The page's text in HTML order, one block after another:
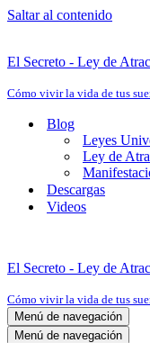
Saltar al contenido
El Secreto - Ley de
Cómo vivir la vida de tus
Blog
Leyes
Ley de
Descargas
Videos
El Secreto - Ley de
Cómo vivir la vida de tus
Menú de navegación
Menú de navegación